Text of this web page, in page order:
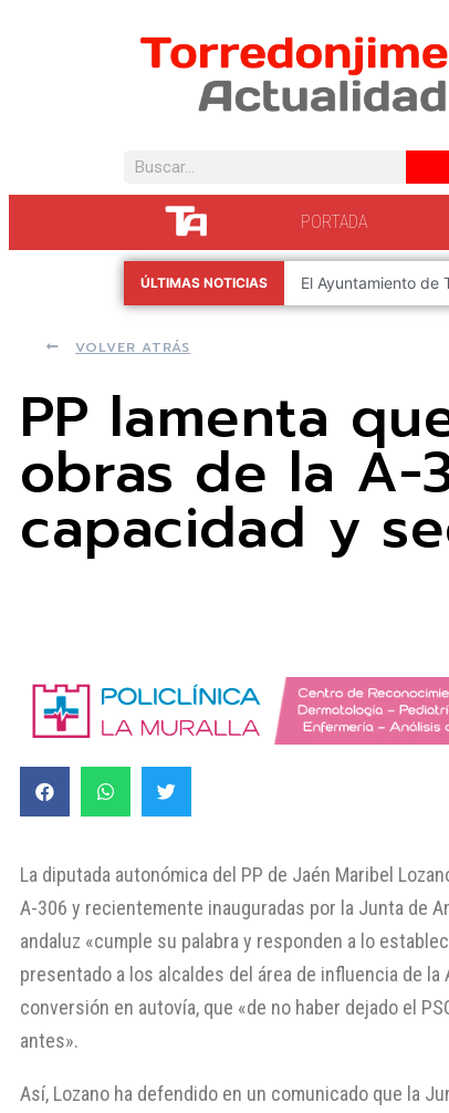
PORTADA
ÚLTIMAS NOTICIAS
VOLVER ATRÁS
PP lamenta
obras de la A-
capacidad y
La diputada autonómica del PP de Jaén Maribel
A-306 y recientemente inauguradas por la Junta de
andaluz «cumple su palabra y responden a lo
presentado a los alcaldes del área de influencia de
conversión en autovía, que «de no haber dejado el
antes».
Así, Lozano ha defendido en un comunicado que la